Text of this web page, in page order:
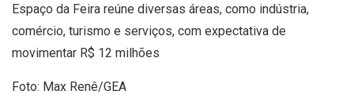
Espaço da Feira reúne diversas áreas, como indústria,
comércio, turismo e serviços, com expectativa de
movimentar R$ 12 milhões
Foto: Max Renê/GEA